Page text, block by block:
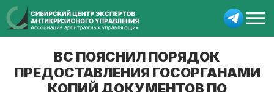
ВС ПОЯСНИЛ ПОРЯДОК
ПРЕДОСТАВЛЕНИЯ ГОСОРГАНАМИ
КОПИЙ ДОКУМЕНТОВ ПО